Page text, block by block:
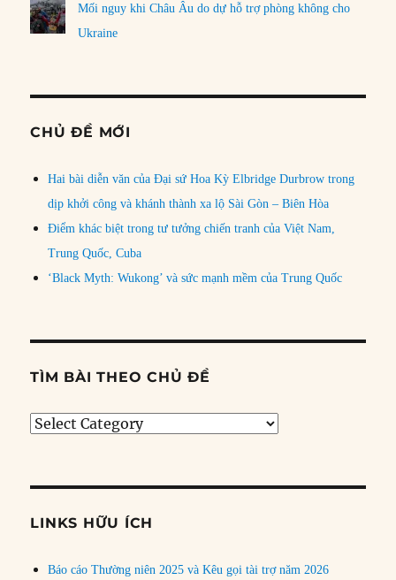
Mối nguy khi Châu Âu do dự hỗ trợ phòng không cho
Ukraine
CHỦ ĐỀ MỚI
Hai bài diễn văn của Đại sứ Hoa Kỳ Elbridge Durbrow trong
dịp khởi công và khánh thành xa lộ Sài Gòn – Biên Hòa
Điểm khác biệt trong tư tưởng chiến tranh của Việt Nam,
Trung Quốc, Cuba
‘Black Myth: Wukong’ và sức mạnh mềm của Trung Quốc
TÌM BÀI THEO CHỦ ĐỀ
Tìm
đề
LINKS HỮU ÍCH
Báo cáo Thường niên 2025 và Kêu gọi tài trợ năm 2026